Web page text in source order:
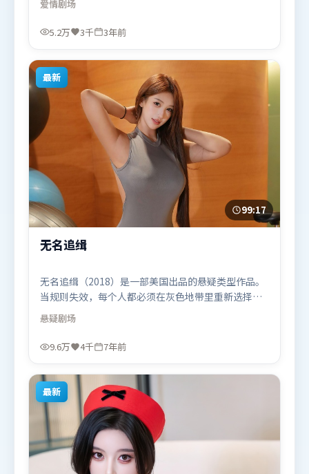
乱，每场对手戏都推动信息增量。由林超贤执导，梁
朝伟、咏梅、雷佳音，托尼·贾、古天乐等联袂出
上线，适合喜欢爱情题材的观众观看。
爱情剧场
5.2万 3千 3年前
最新
99:17
无名追缉
无名追缉（2018）是一部美国出品的悬疑类型作品。
当规则失效，每个人都必须在灰色地带里重新选择立
场与底线。叙事线索多线并进，最终在关键节点收
束。由贾樟柯执导，廖凡、王景春、堺雅人，易烊千
玺、朱一龙、提莫西·查拉米等联袂出演。影片于
喜欢悬疑题材的观众观看。
悬疑剧场
9.6万 4千 7年前
最新